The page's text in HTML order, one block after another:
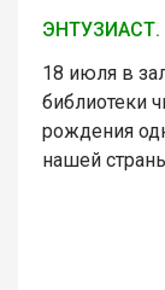
18 июля в
библиотеки
рождения
нашей